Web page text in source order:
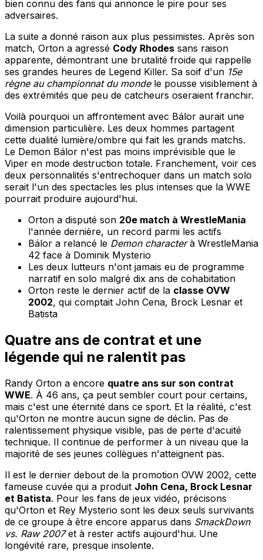
bien connu des fans qui annonce le pire pour ses
adversaires.
La suite a donné raison aux plus pessimistes. Après son
match, Orton a agressé Cody Rhodes sans raison
apparente, démontrant une brutalité froide qui rappelle
ses grandes heures de Legend Killer. Sa soif d'un 15e
règne au championnat du mondele pousse visiblement à
des extrémités que peu de catcheurs oseraient franchir.
Voilà pourquoi un affrontement avec Bálor aurait une
dimension particulière. Les deux hommes partagent
cette dualité lumière/ombre qui fait les grands matchs.
Le Demon Bálor n'est pas moins imprévisible que le
Viper en mode destruction totale. Franchement, voir ces
deux personnalités s'entrechoquer dans un match solo
serait l'un des spectacles les plus intenses que la WWE
pourrait produire aujourd'hui.
Orton a disputé son 20e match à WrestleMania
l'année dernière, un record parmi les actifs
Bálor a relancé le Demon characterà WrestleMania
42 face à Dominik Mysterio
Les deux lutteurs n'ont jamais eu de programme
narratif en solo malgré dix ans de cohabitation
Orton reste le dernier actif de la classe OVW
2002, qui comptait John Cena, Brock Lesnar et
Batista
Quatre ans de contrat et une
légende qui ne ralentit pas
Randy Orton a encore quatre ans sur son contrat
WWE. À 46 ans, ça peut sembler court pour certains,
mais c'est une éternité dans ce sport. Et la réalité, c'est
qu'Orton ne montre aucun signe de déclin. Pas de
ralentissement physique visible, pas de perte d'acuité
technique. Il continue de performer à un niveau que la
majorité de ses jeunes collègues n'atteignent pas.
Il est le dernier debout de la promotion OVW 2002, cette
fameuse cuvée qui a produit John Cena, Brock Lesnar
et Batista. Pour les fans de jeux vidéo, précisons
qu'Orton et Rey Mysterio sont les deux seuls survivants
de ce groupe à être encore apparus dans SmackDown
vs. Raw 2007et à rester actifs aujourd'hui. Une
longévité rare, presque insolente.